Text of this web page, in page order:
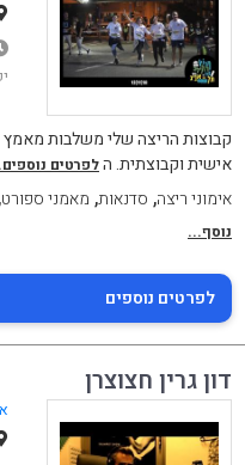
קבוצות הריצה שלי משלבות מאמץ
אישית וקבוצתית. הלפרטים
אימוני ריצה, סדנאות, מאמני ספורט
נוסף...
לפרטים נוספים
דון גרין חצוצרן